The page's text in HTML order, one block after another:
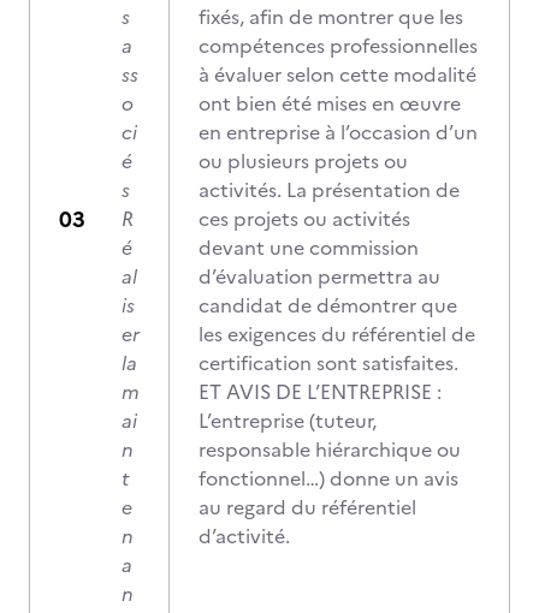
s
a
ss
o
ci
é
s
R
é
al
is
er
la
m
ai
n
t
e
n
a
n
fixés, afin de montrer que les
compétences professionnelles
à évaluer selon cette modalité
ont bien été mises en œuvre
en entreprise à l’occasion d’un
ou plusieurs projets ou
activités. La présentation de
ces projets ou activités
devant une commission
d’évaluation permettra au
candidat de démontrer que
les exigences du référentiel de
certification sont satisfaites.
ET AVIS DE L’ENTREPRISE :
L’entreprise (tuteur,
responsable hiérarchique ou
fonctionnel…) donne un avis
au regard du référentiel
d’activité.